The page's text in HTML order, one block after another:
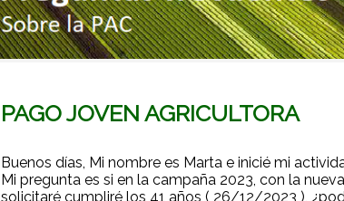
PAGO JOVEN AGRICULTORA
Buenos días, Mi nombre es Marta e inicié mi
Mi pregunta es si en la campaña 2023, con la
solicitaré cumpliré los 41 años ( 26/12/2023 ),